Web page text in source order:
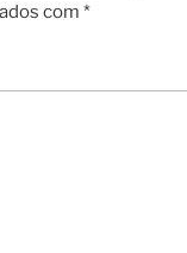
com *